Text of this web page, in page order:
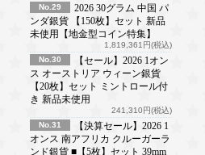
No.29
2026 30グラム 中国 パ
ンダ銀貨 【150枚】セット 新品
未使用【地金型コイン特集】
1,819,361円(税込)
No.30
【セール】2026 1オン
ス オーストリア ウィーン銀貨
【20枚】セット ミントロール付
き 新品未使用
241,310円(税込)
No.31
【決算セール】2026 1
オンス 南アフリカ クルーガーラ
ンド銀貨 ■【5枚】セット 39mm